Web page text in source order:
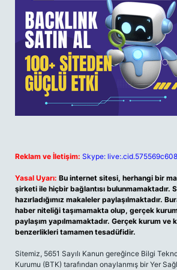
Reklam ve İletişim: Skype:
Yasal Uyarı: Bu internet sitesi, herhangi bir
şirketi ile hiçbir bağlantısı bulunmamaktadır.
hazırladığımız makaleler paylaşılmaktadır.
haber niteliği taşımamakta olup, gerçek
paylaşım yapılmamaktadır. Gerçek kurum ve
benzerlikleri tamamen tesadüfidir.
Sitemiz, 5651 Sayılı Kanun gereğince Bilgi
Kurumu (BTK) tarafından onaylanmış bir Yer